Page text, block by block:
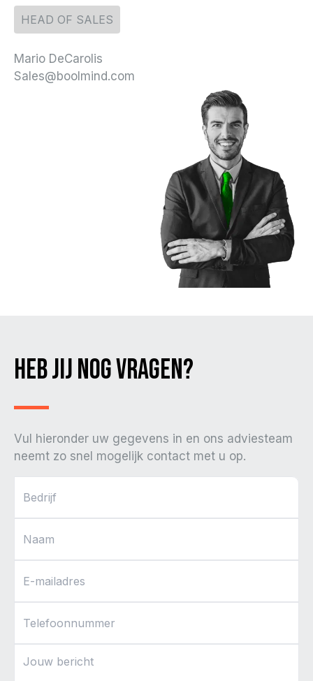
HEAD OF SALES
Mario DeCarolis
Sales@boolmind.com
Heb jij nog vragen?
Vul hieronder uw gegevens in en ons adviesteam
neemt zo snel mogelijk contact met u op.